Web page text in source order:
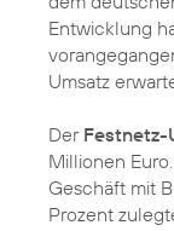
Entwicklung
Umsatz
Der Festnetz-
Millionen
Geschäft mit
Prozent